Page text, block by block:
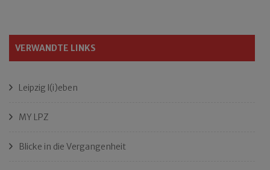
VERWANDTE LINKS
Leipzig l(i)eben
MY LPZ
Blicke in die Vergangenheit